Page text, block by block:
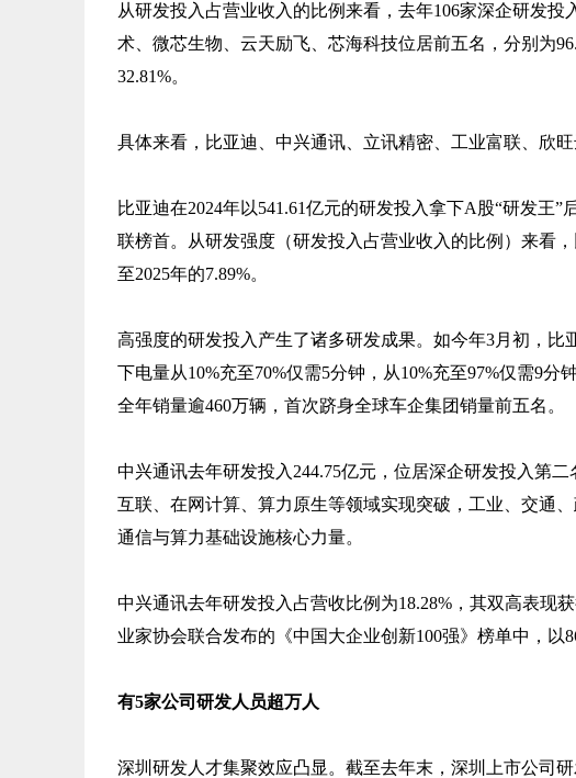
从研发投入占营业收入的比例来看，去年106家深企研发
术、微芯生物、云天励飞、芯海科技位居前五名，分别为
32.81%。
具体来看，比亚迪、中兴通讯、立讯精密、工业富联、欣
比亚迪在2024年以541.61亿元的研发投入拿下A股“研发王”
联榜首。从研发强度（研发投入占营业收入的比例）来看
至2025年的7.89%。
高强度的研发投入产生了诸多研发成果。如今年3月初，比
下电量从10%充至70%仅需5分钟，从10%充至97%仅需9
全年销量逾460万辆，首次跻身全球车企集团销量前五名。
中兴通讯去年研发投入244.75亿元，位居深企研发投入第
互联、在网计算、算力原生等领域实现突破，工业、交通
通信与算力基础设施核心力量。
中兴通讯去年研发投入占营收比例为18.28%，其双高表现
业家协会联合发布的《中国大企业创新100强》榜单中，以
有5家公司研发人员超万人
深圳研发人才集聚效应凸显。截至去年末，深圳上市公司